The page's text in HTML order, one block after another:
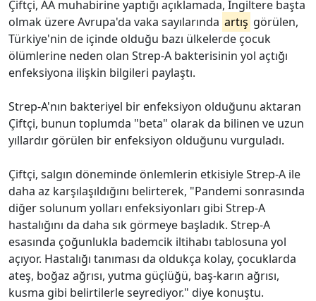
Çiftçi, AA muhabirine yaptığı açıklamada, İngiltere başta
olmak üzere Avrupa'da vaka sayılarında artış görülen,
Türkiye'nin de içinde olduğu bazı ülkelerde çocuk
ölümlerine neden olan Strep-A bakterisinin yol açtığı
enfeksiyona ilişkin bilgileri paylaştı.
Strep-A'nın bakteriyel bir enfeksiyon olduğunu aktaran
Çiftçi, bunun toplumda "beta" olarak da bilinen ve uzun
yıllardır görülen bir enfeksiyon olduğunu vurguladı.
Çiftçi, salgın döneminde önlemlerin etkisiyle Strep-A ile
daha az karşılaşıldığını belirterek, "Pandemi sonrasında
diğer solunum yolları enfeksiyonları gibi Strep-A
hastalığını da daha sık görmeye başladık. Strep-A
esasında çoğunlukla bademcik iltihabı tablosuna yol
açıyor. Hastalığı tanıması da oldukça kolay, çocuklarda
ateş, boğaz ağrısı, yutma güçlüğü, baş-karın ağrısı,
kusma gibi belirtilerle seyrediyor." diye konuştu.